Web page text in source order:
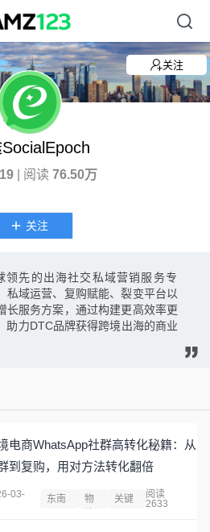
关注
| 阅读 76.50万
关注
领先的出海社交私域营销服务专
私域运营、复购赋能、裂变平台以
长服务方案，通过构建更高效率更
助力DTC品牌获得跨境出海的商业
电商WhatsApp社群高转化秘籍：从
到复购，用对方法转化翻倍
03-
东南
物
关键
阅读
2633